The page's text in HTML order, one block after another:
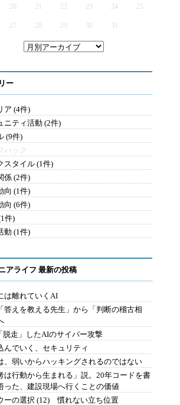
20 21 22 23 24 25
27 28 29 30 31
ー
ア (4件)
ニティ活動 (2件)
(9件)
ハック
スタイル (1件)
係 (2件)
向 (1件)
向 (6件)
件)
動 (1件)
アライフ 最新の投稿
は離れていくAI
答えを教える先生」から「判断の稽古相
脱走」したAIのサイバー攻撃
んでいく、セキュリティ
、弱いからハッキングされるのではない
は行動から生まれる」説。20年コードを書
った、建設現場へ行くことの価値
ーの選択 (12) 慣れない立ち位置